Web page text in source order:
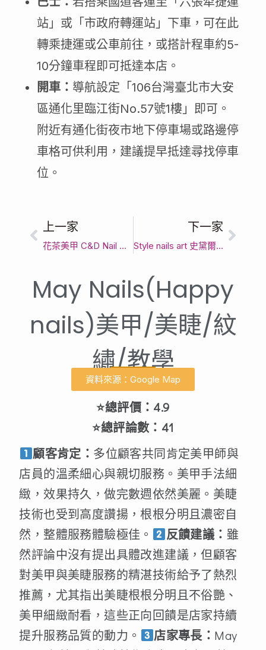
站」或「市政府轉運站」下車，可在此
轉乘捷運或公車前往，或搭計程車約5-
10分鐘車程即可抵達本店。
開車： 導航設定「106台灣臺北市大安
區通化里臨江街No.57號1樓」即可。
附近有通化街夜市地下停車場或路邊停
車格可供利用，建議提早抵達尋找停車
位。
上一家
花茶美甲 C&D Nail House｜臺北市精緻做指甲首選｜客製化美甲款式與頂級光療指甲服務
下一家
Style nails art 史黛爾藝術美甲 【美甲手足沙龍/美甲教學/美甲材料】｜臺北市精緻做指甲首選｜客製化美甲款式與頂級光療指甲服務
May Nails(Happy
nails)美甲/美睫/紋
繡/教學
資料來源：Google Map
⭐總評價：4.9
⭐總評論數：41
顧客肯定： 多位顧客共同肯定美甲師與
店員的溫柔細心與親切服務。美甲手法細
緻，效果持久，做完數週依然美麗。美睫
技術也受到高度讚揚，根根分明且濃密自
然，整體服務體驗極佳。
反饋建議： 雖
然評論中沒有提出具體改進建議，但顧客
對美甲與美睫服務的精湛技術給予了熱烈
推薦，尤其指出美睫根根分明且不俗艷、
美甲細緻耐看，這些正向回饋是店家持續
提升服務品質的動力。
店家專長： May